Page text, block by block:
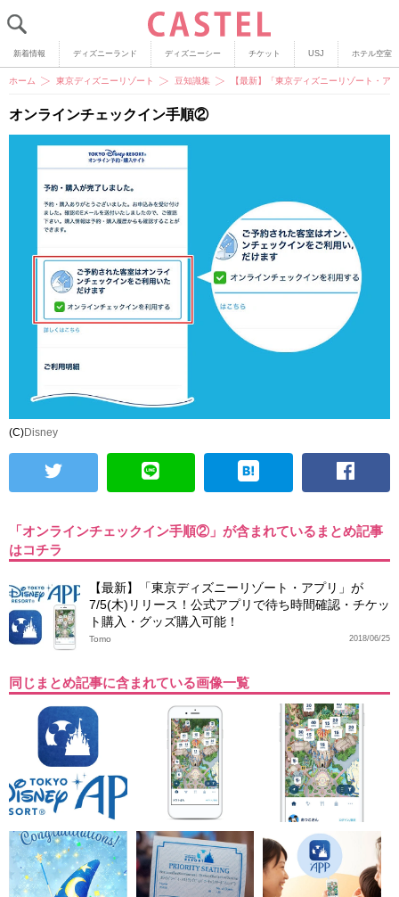
新着情報 ディズニーランド ディズニーシー チケット USJ ホテル空室
ホーム 東京ディズニーリゾート 豆知識集 【最新】「東京ディズニーリゾート・
オンラインチェックイン手順②
(C)Disney
「オンラインチェックイン手順②」が含まれているまとめ記事
はコチラ
【最新】「東京ディズニーリゾート・アプリ」が
7/5(木)リリース！公式アプリで待ち時間確認・チケッ
ト購入・グッズ購入可能！
2018/06/25
Tomo
同じまとめ記事に含まれている画像一覧